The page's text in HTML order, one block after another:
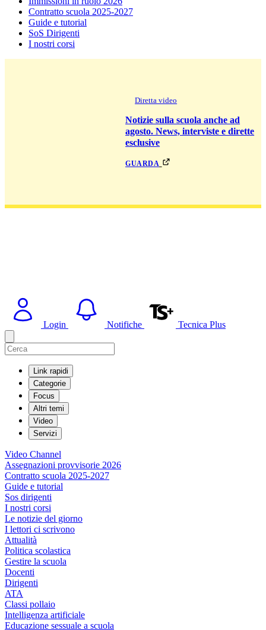
Contratto scuola 2025-2027
Guide e tutorial
SoS Dirigenti
I nostri corsi
Diretta video
Notizie sulla scuola anche ad
agosto. News, interviste e dirette
esclusive
guarda
Login Notifiche Tecnica Plus
Link rapidi
Categorie
Focus
Altri temi
Video
Servizi
Video Channel
Assegnazioni provvisorie 2026
Contratto scuola 2025-2027
Guide e tutorial
Sos dirigenti
I nostri corsi
Le notizie del giorno
I lettori ci scrivono
Attualità
Politica scolastica
Gestire la scuola
Docenti
Dirigenti
ATA
Classi pollaio
Intelligenza artificiale
Educazione sessuale a scuola